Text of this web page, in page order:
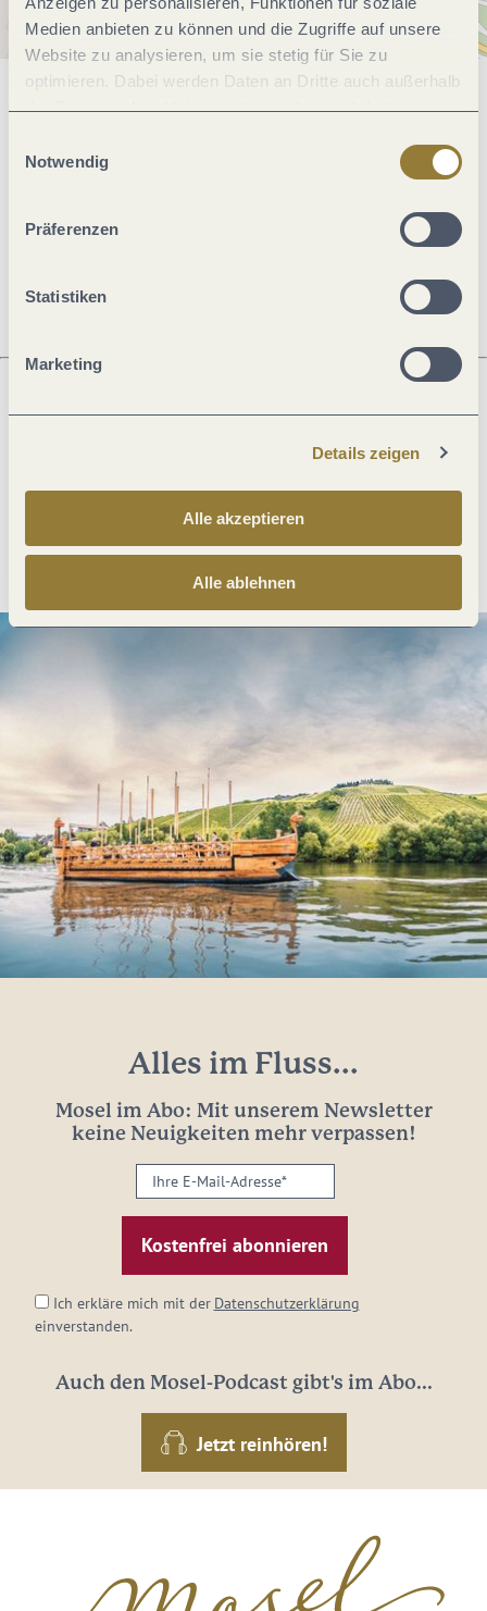
Medien anbieten zu können und die Zugriffe auf unsere
Website zu analysieren, um sie stetig für Sie zu
optimieren. Dabei werden Daten an Dritte auch außerhalb
der Europäischen Union weitergegeben und dort
jederzeit widerrufen werden. Mit der Auswahl "Alle
ablehnen" kann es zu Beeinträchtigungen in der Nutzung
Notwendig
Präferenzen
Statistiken
Marketing
Details zeigen
Alle akzeptieren
Alle ablehnen
Allgemeine Informationen
Anreise planen PDF erzeugen
Alles im Fluss...
Mosel im Abo: Mit unserem Newsletter
keine Neuigkeiten mehr verpassen!
Ihre
E-
Mail-
Adresse:
Ich erkläre mich mit der Datenschutzerklärung
einverstanden.
Auch den Mosel-Podcast gibt's im Abo...
Jetzt reinhören!